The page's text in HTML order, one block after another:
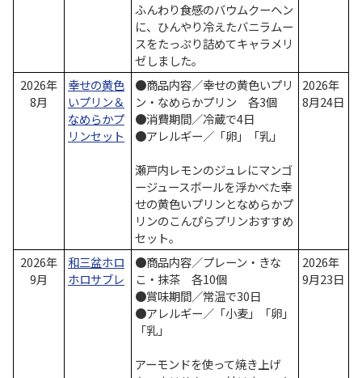
ふんわり食感のバウムクーヘン
に、ひんやり冷えたバニラムー
スをたっぷり詰めてキャラメリ
ゼしました。
2026年
8月
幸せの黄色
いプリン＆
なめらかプ
リンセット
●商品内容／幸せの黄色いプリ
ン・なめらかプリン 各3個
●消費期間／冷蔵で4日
●アレルギー／「卵」「乳」
瀬戸内レモンのジュレにマンゴ
ージュースボールを浮かべた幸
せの黄色いプリンとなめらかプ
リンのこんぴらプリンおすすめ
セット。
2026年
8月24日
2026年
9月
和三盆ホロ
ホロサブレ
●商品内容／プレーン・きな
こ・抹茶 各10個
●賞味期間／常温で30日
●アレルギー／「小麦」「卵」
「乳」
アーモンドを使って焼き上げ
2026年
9月23日